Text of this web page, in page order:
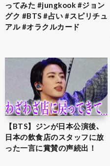
ってみた #jungkook #ジョン
グク #BTS #占い #スピリチュ
アル #オラクルカード
【BTS】ジンが日本公演後､
日本の飲食店のスタッフに放
った一言に賞賛の声続出！